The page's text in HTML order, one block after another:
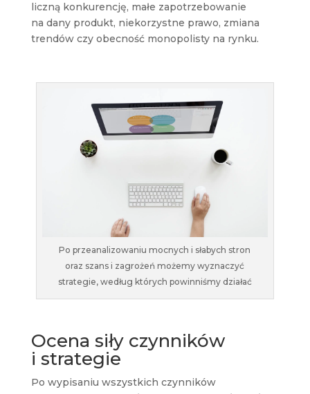
liczną konkurencję, małe zapotrzebowanie
na dany produkt, niekorzystne prawo, zmiana
trendów czy obecność monopolisty na rynku.
Po przeanalizowaniu mocnych i słabych stron
oraz szans i zagrożeń możemy wyznaczyć
strategie, według których powinniśmy działać
Ocena siły czynników
i strategie
Po wypisaniu wszystkich czynników